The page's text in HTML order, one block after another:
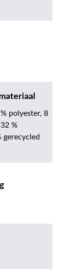
polyester, 8
%
gerecycled